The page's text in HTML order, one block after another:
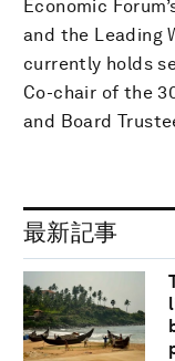
Economic
and the Leading
currently holds
Co-chair of the
and Board
最新記事